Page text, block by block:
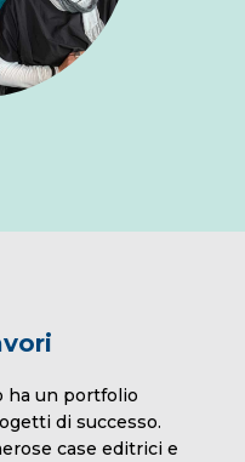
ha un portfolio
di successo.
case editrici e